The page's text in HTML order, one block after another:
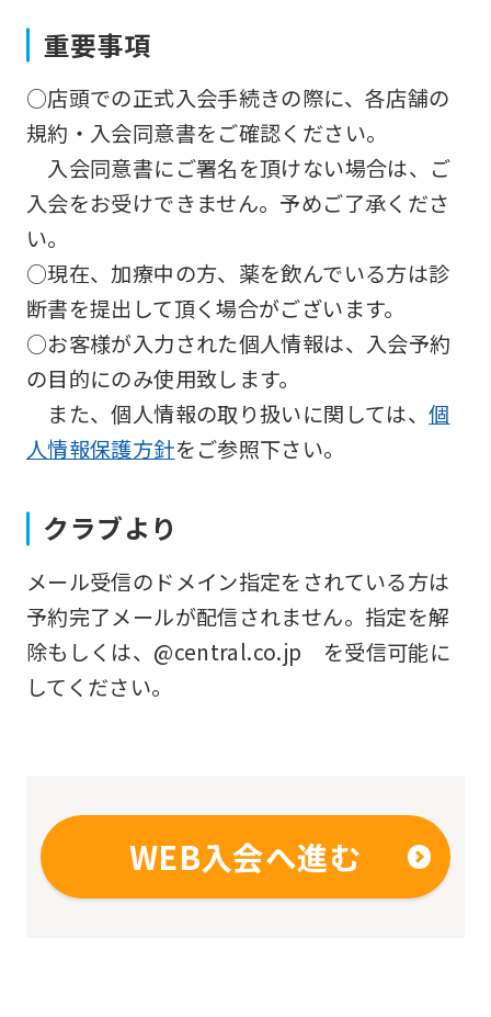
重要事項
○店頭での正式入会手続きの際に、各店舗の
規約・入会同意書をご確認ください。
入会同意書にご署名を頂けない場合は、ご
入会をお受けできません。予めご了承くださ
い。
○現在、加療中の方、薬を飲んでいる方は診
断書を提出して頂く場合がございます。
○お客様が入力された個人情報は、入会予約
の目的にのみ使用致します。
また、個人情報の取り扱いに関しては、個
人情報保護方針をご参照下さい。
クラブより
メール受信のドメイン指定をされている方は
予約完了メールが配信されません。指定を解
除もしくは、@central.co.jp を受信可能に
してください。
WEB入会へ進む
if
you
use
an
translation
service,
the
Japanese
version
of
be
translated
mechanically,
an
accurate